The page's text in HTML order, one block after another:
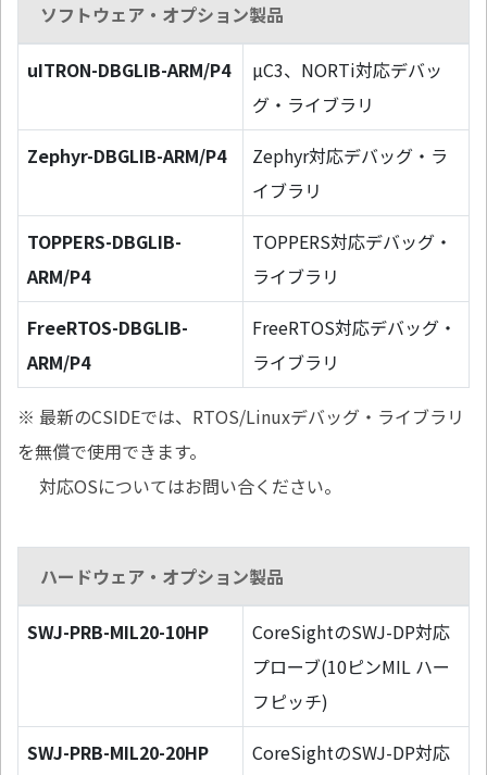
ソフトウェア・オプション製品
uITRON-DBGLIB-ARM/P4
µC3、NORTi対応デバッ
グ・ライブラリ
Zephyr-DBGLIB-ARM/P4
Zephyr対応デバッグ・ラ
イブラリ
TOPPERS-DBGLIB-
ARM/P4
TOPPERS対応デバッグ・
ライブラリ
FreeRTOS-DBGLIB-
ARM/P4
FreeRTOS対応デバッグ・
ライブラリ
※ 最新のCSIDEでは、RTOS/Linuxデバッグ・ライブラリ
を無償で使用できます。
対応OSについてはお問い合ください。
ハードウェア・オプション製品
SWJ-PRB-MIL20-10HP
CoreSightのSWJ-DP対応
プローブ(10ピンMIL ハー
フピッチ)
SWJ-PRB-MIL20-20HP
CoreSightのSWJ-DP対応